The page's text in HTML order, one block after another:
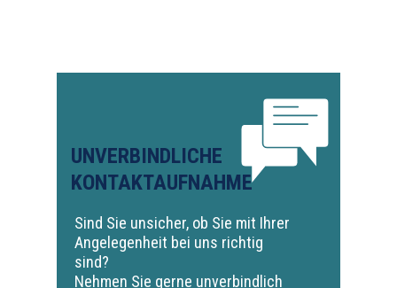
UNVERBINDLICHE
KONTAKTAUFNAHME
Sind Sie unsicher, ob Sie mit Ihrer
Angelegenheit bei uns richtig
sind?
Nehmen Sie gerne unverbindlich